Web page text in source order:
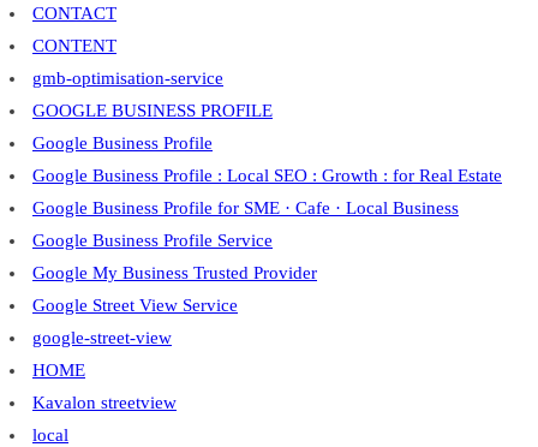
CONTACT
CONTENT
gmb-optimisation-service
GOOGLE BUSINESS PROFILE
Google Business Profile
Google Business Profile : Local SEO : Growth : for Real Estate
Google Business Profile for SME · Cafe · Local Business
Google Business Profile Service
Google My Business Trusted Provider
Google Street View Service
google-street-view
HOME
Kavalon streetview
local